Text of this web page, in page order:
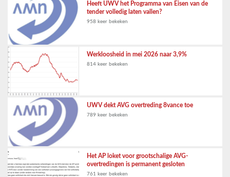
Heeft UWV het Programma van Eisen van de
tender volledig laten vallen?
958 keer bekeken
Werkloosheid in mei 2026 naar 3,9%
814 keer bekeken
UWV dekt AVG overtreding 8vance toe
789 keer bekeken
Het AP loket voor grootschalige AVG-
overtredingen is permanent gesloten
761 keer bekeken